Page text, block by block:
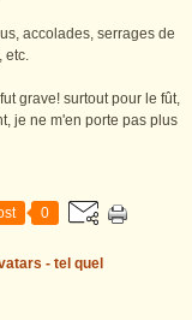
accolades, serrages de
etc.
grave! surtout pour le fût,
je ne m'en porte pas plus
0
- tel quel